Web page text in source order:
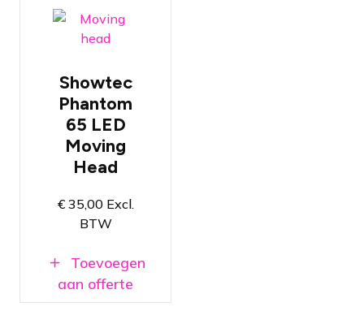
Witte
moving
head met 65
krachtige
LED
lichtbron
Split colour,
draaiende
gobo's en 3-
facet prisma
stand-alone
als met
Showtec
Phantom
65 LED
Moving
Head
€35,00Excl.
BTW
Toevoegen
aan offerte